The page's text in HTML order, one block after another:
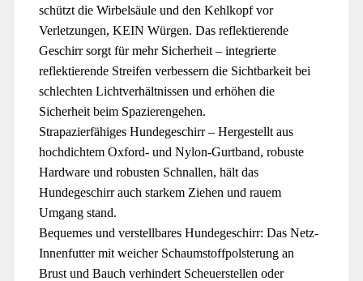
schützt die Wirbelsäule und den Kehlkopf vor
Verletzungen, KEIN Würgen. Das reflektierende
Geschirr sorgt für mehr Sicherheit – integrierte
reflektierende Streifen verbessern die Sichtbarkeit bei
schlechten Lichtverhältnissen und erhöhen die
Sicherheit beim Spazierengehen.
Strapazierfähiges Hundegeschirr – Hergestellt aus
hochdichtem Oxford- und Nylon-Gurtband, robuste
Hardware und robusten Schnallen, hält das
Hundegeschirr auch starkem Ziehen und rauem
Umgang stand.
Bequemes und verstellbares Hundegeschirr: Das Netz-
Innenfutter mit weicher Schaumstoffpolsterung an
Brust und Bauch verhindert Scheuerstellen oder